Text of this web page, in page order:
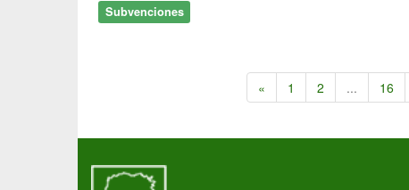
Subvenciones
« 1 2 ... 16